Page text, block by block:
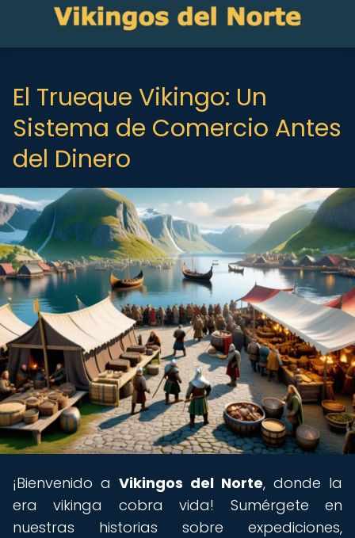
El Trueque Vikingo: Un
Sistema de Comercio Antes
del Dinero
¡Bienvenido a Vikingos del Norte, donde la
era vikinga cobra vida! Sumérgete en
nuestras historias sobre expediciones,